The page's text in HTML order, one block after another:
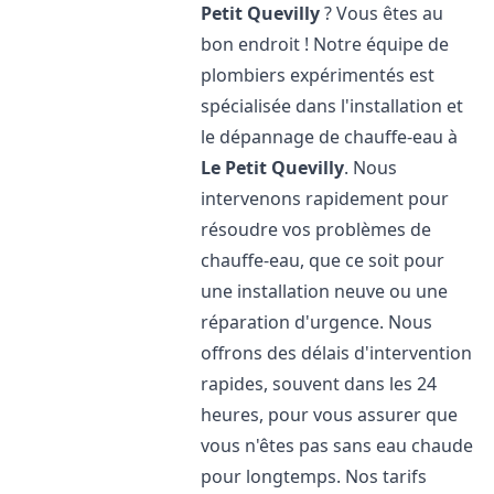
Petit Quevilly? Vous êtes au
bon endroit ! Notre équipe de
plombiers expérimentés est
spécialisée dans l'installation et
le dépannage de chauffe-eau à
Le Petit Quevilly. Nous
intervenons rapidement pour
résoudre vos problèmes de
chauffe-eau, que ce soit pour
une installation neuve ou une
réparation d'urgence. Nous
offrons des délais d'intervention
rapides, souvent dans les 24
heures, pour vous assurer que
vous n'êtes pas sans eau chaude
pour longtemps. Nos tarifs